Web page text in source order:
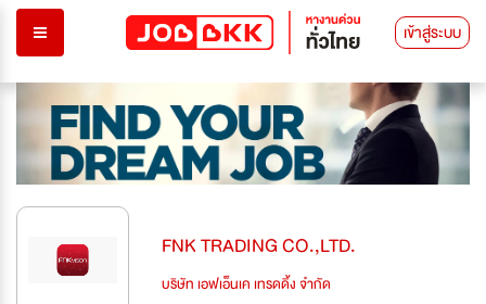
เข้าสู่ระบบ
FNK TRADING CO.,LTD.
บริษัท เอฟเอ็นเค เทรดดิ้ง จำกัด